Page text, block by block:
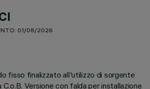
01/08/2026
fisso finalizzato all'utilizzo di sorgente
Versione con falda per installazione